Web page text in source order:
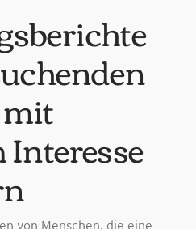
von Menschen, die eine